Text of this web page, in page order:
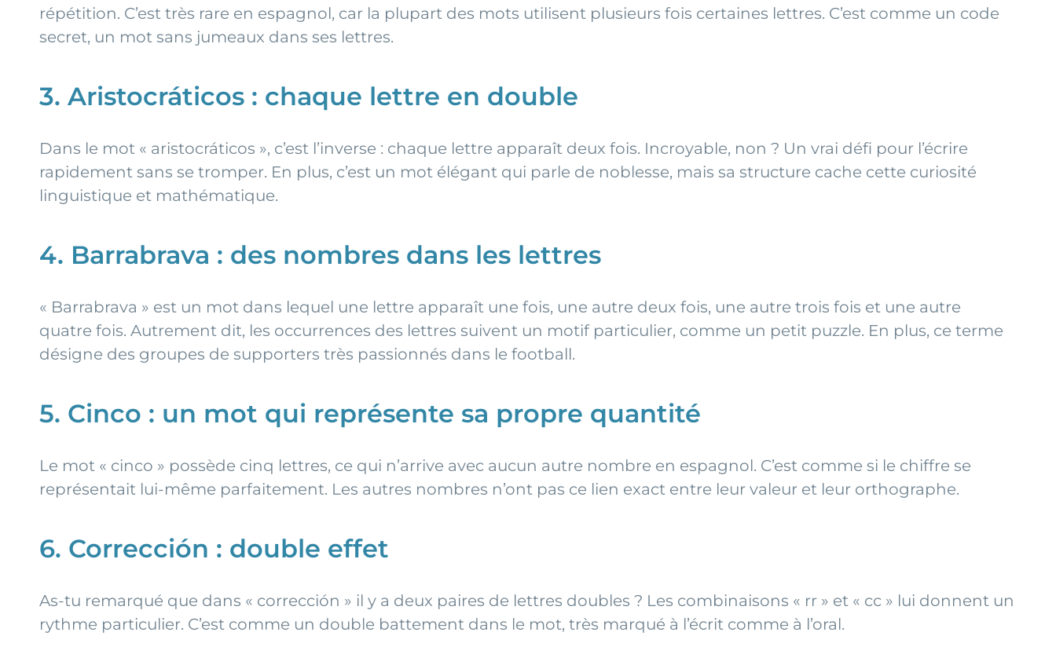
répétition. C’est très rare en espagnol, car la plupart des mots utilisent plusieurs fois certaines lettres. C’est comme un code
secret, un mot sans jumeaux dans ses lettres.
3. Aristocráticos : chaque lettre en double
Dans le mot « aristocráticos », c’est l’inverse : chaque lettre apparaît deux fois. Incroyable, non ? Un vrai défi pour l’écrire
rapidement sans se tromper. En plus, c’est un mot élégant qui parle de noblesse, mais sa structure cache cette curiosité
linguistique et mathématique.
4. Barrabrava : des nombres dans les lettres
« Barrabrava » est un mot dans lequel une lettre apparaît une fois, une autre deux fois, une autre trois fois et une autre
quatre fois. Autrement dit, les occurrences des lettres suivent un motif particulier, comme un petit puzzle. En plus, ce terme
désigne des groupes de supporters très passionnés dans le football.
5. Cinco : un mot qui représente sa propre quantité
Le mot « cinco » possède cinq lettres, ce qui n’arrive avec aucun autre nombre en espagnol. C’est comme si le chiffre se
représentait lui-même parfaitement. Les autres nombres n’ont pas ce lien exact entre leur valeur et leur orthographe.
6. Corrección : double effet
As-tu remarqué que dans « corrección » il y a deux paires de lettres doubles ? Les combinaisons « rr » et « cc » lui donnent un
rythme particulier. C’est comme un double battement dans le mot, très marqué à l’écrit comme à l’oral.